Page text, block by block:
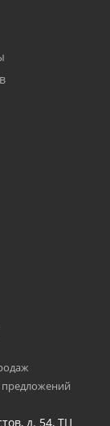
предложений
д. 54, ТЦ